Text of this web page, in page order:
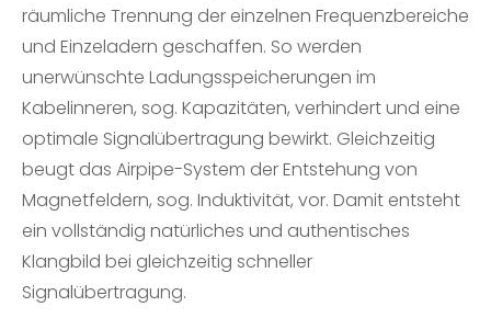
räumliche Trennung der einzelnen Frequenzbereiche
und Einzeladern geschaffen. So werden
unerwünschte Ladungsspeicherungen im
Kabelinneren, sog. Kapazitäten, verhindert und eine
optimale Signalübertragung bewirkt. Gleichzeitig
beugt das Airpipe-System der Entstehung von
Magnetfeldern, sog. Induktivität, vor. Damit entsteht
ein vollständig natürliches und authentisches
Klangbild bei gleichzeitig schneller
Signalübertragung.